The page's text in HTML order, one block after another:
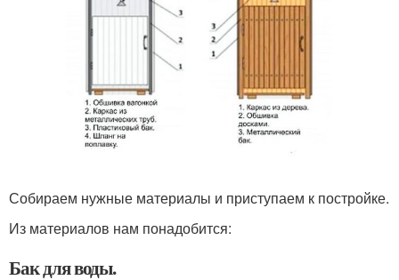
Собираем нужные материалы и приступаем к постройке.
Из материалов нам понадобится:
Бак для воды.